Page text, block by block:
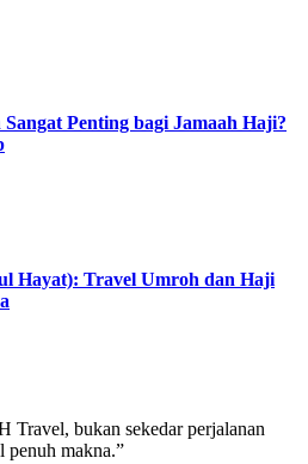
Penting bagi Jamaah Haji?
Hayat): Travel Umroh dan Haji
Travel, bukan sekedar perjalanan
penuh makna.”